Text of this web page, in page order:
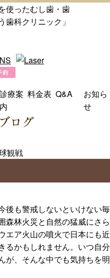
使ったむし歯・歯
科クリニック」
診療案
内
料金表 Q&A
お知ら
せ
ブログ
観戦
後も警戒しないといけない毎
森林火災と自然の猛威にさら
エア火山の噴火で日本にも近
るかもしれません。いつ自分
が、そんな中でも気持ちを明